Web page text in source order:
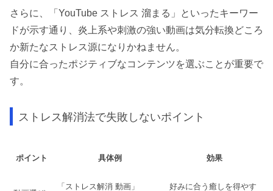
さらに、「YouTube ストレス 溜まる」といったキーワー
ドが示す通り、炎上系や刺激の強い動画は気分転換どころ
か新たなストレス源になりかねません。
自分に合ったポジティブなコンテンツを選ぶことが重要で
す。
ストレス解消法で失敗しないポイント
ポイント 具体例 効果
「ストレス解消 動画」
好みに合う癒しを得やす